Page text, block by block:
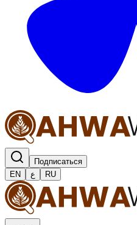
Подписаться
EN
ع RU